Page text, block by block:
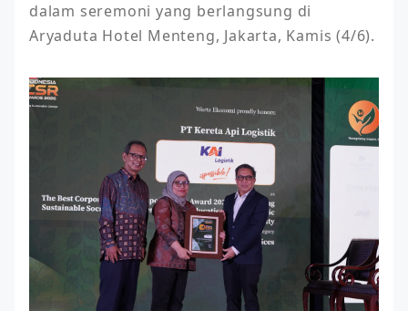
dalam seremoni yang berlangsung di
Aryaduta Hotel Menteng, Jakarta, Kamis (4/6).